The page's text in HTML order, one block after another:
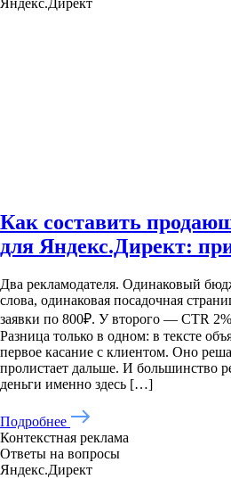
Как составить
для Яндекс.Директ:
Два рекламодателя. Одинаковый
слова, одинаковая посадочная
заявки по 800₽. У второго — CTR
Разница только в одном: в тексте
первое касание с клиентом. Оно
пролистает дальше. И большинство
деньги именно здесь […]
Подробнее
Контекстная реклама
Ответы на вопросы
Яндекс.Директ